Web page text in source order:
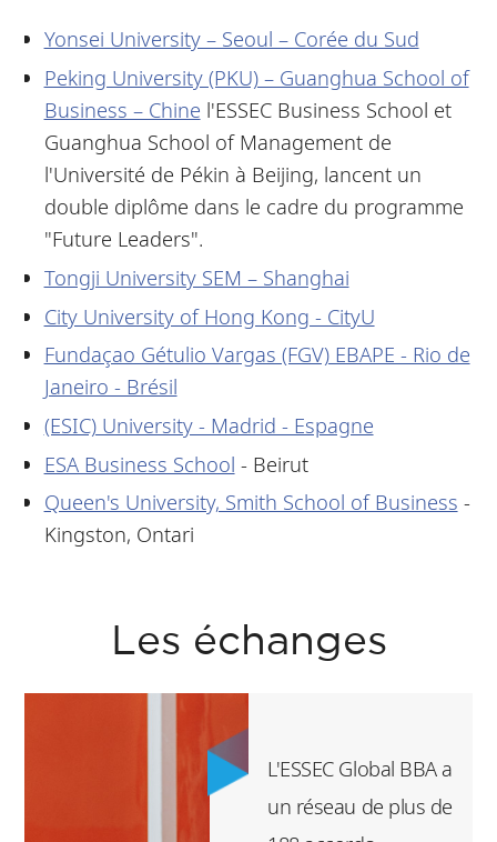
Yonsei University – Seoul – Corée du Sud
Peking University (PKU) – Guanghua School of
Business – Chine l'ESSEC Business School et
Guanghua School of Management de
l'Université de Pékin à Beijing, lancent un
double diplôme dans le cadre du programme
"Future Leaders".
Tongji University SEM – Shanghai
City University of Hong Kong - CityU
Fundaçao Gétulio Vargas (FGV) EBAPE - Rio de
Janeiro - Brésil
(ESIC) University - Madrid - Espagne
ESA Business School - Beirut
Queen's University, Smith School of Business -
Kingston, Ontari
Les échanges
L'ESSEC Global BBA a
un réseau de plus de